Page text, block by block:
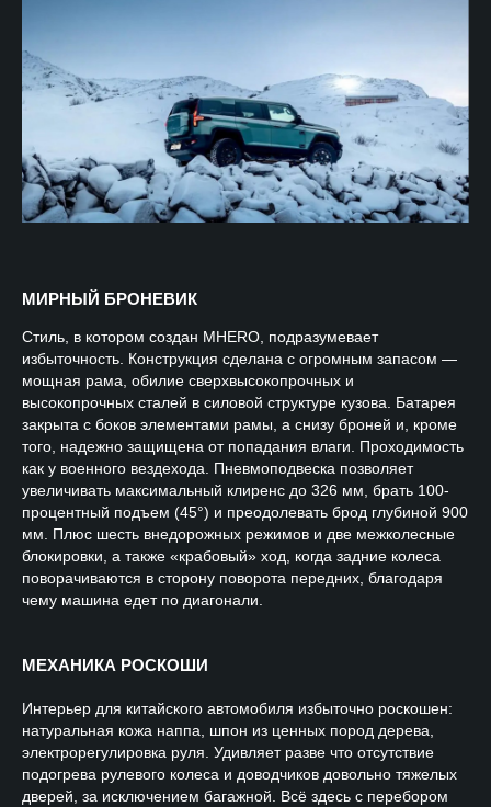
МИРНЫЙ БРОНЕВИК
Стиль , в котором создан MHERO, подразумевает
избыточность. Конструкция сделана с огромным запасом —
мощная рама, обилие сверхвысокопрочных и
высокопрочных сталей в силовой структуре кузова. Батарея
закрыта с боков элементами рамы, а снизу броней и, кроме
того, надежно защищена от попадания влаги. Проходимость
как у военного вездехода. Пневмоподвеска позволяет
увеличивать максимальный клиренс до 326 мм, брать 100-
процентный подъем (45°) и преодолевать брод глубиной 900
мм. Плюс шесть внедорожных режимов и две межколесные
блокировки, а также «крабовый» ход, когда задние колеса
поворачиваются в сторону поворота передних, благодаря
чему машина едет по диагонали.
МЕХАНИКА РОСКОШИ
Интерьер для китайского автомобиля избыточно роскошен:
натуральная кожа наппа, шпон из ценных пород дерева,
электрорегулировка руля. Удивляет разве что отсутствие
подогрева рулевого колеса и доводчиков довольно тяжелых
дверей, за исключением багажной. Всё здесь с перебором